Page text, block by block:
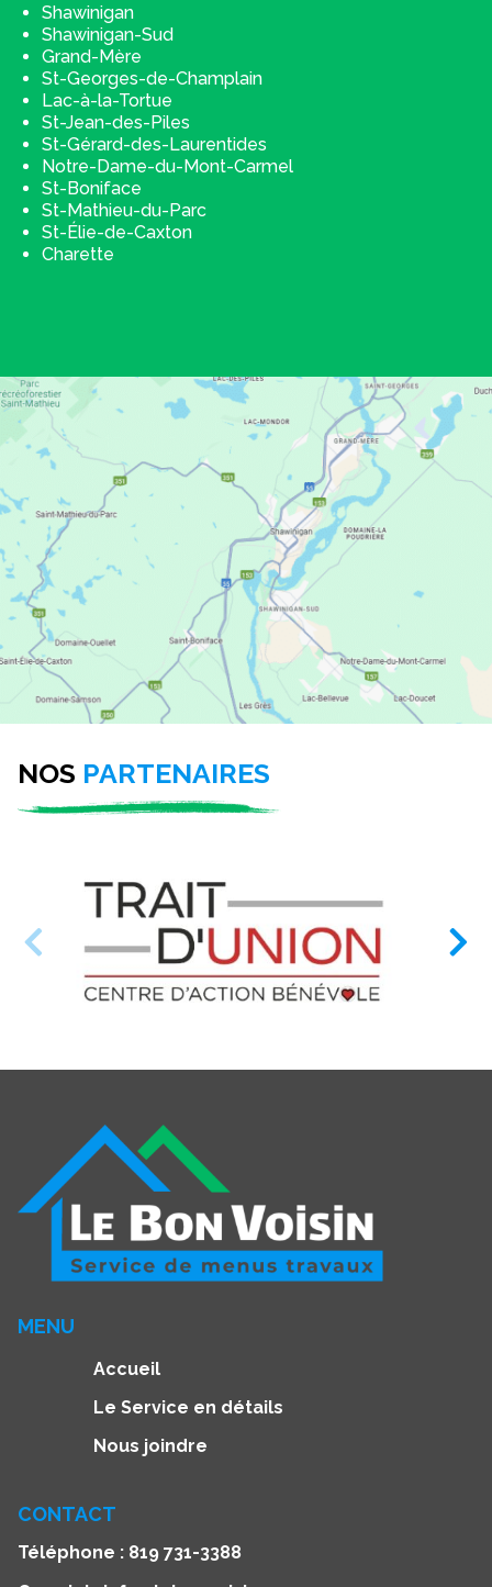
Shawinigan
Shawinigan-Sud
Grand-Mère
St-Georges-de-Champlain
Lac-à-la-Tortue
St-Jean-des-Piles
St-Gérard-des-Laurentides
Notre-Dame-du-Mont-Carmel
St-Boniface
St-Mathieu-du-Parc
St-Élie-de-Caxton
Charette
NOS PARTENAIRES
MENU
Accueil
Le Service en détails
Nous joindre
CONTACT
Téléphone : 819 731-3388